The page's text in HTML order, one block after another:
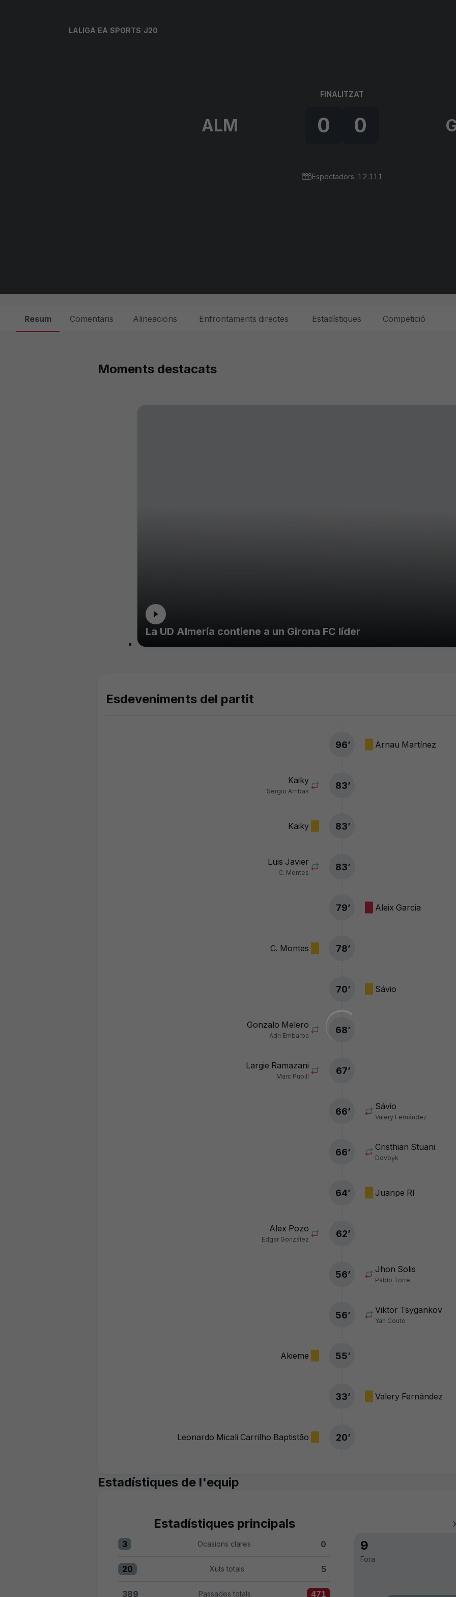
LALIGA EA SPORTS J20
FINALITZAT
ALM 0 0
Espectadors: 12.111
Resum Comentaris Alineacions Enfrontaments directes Estadístiques Competició
Moments destacats
La UD Almería contiene a un Girona FC líder
Esdeveniments del partit
Arnau Martínez
96’
Kaiky
Sergio Arribas
83’
Kaiky 83’
Luis Javier
C. Montes
83’
Aleix Garcia
79’
C. Montes 78’
Sávio
70’
Gonzalo Melero
Adri Embarba
68’
Largie Ramazani
Marc Pubill
67’
Sávio
Valery Fernández
66’
Cristhian Stuani
Dovbyk
66’
Juanpe Rl
64’
Alex Pozo
Edgar González
62’
Jhon Solis
Pablo Torre
56’
Viktor Tsygankov
Yan Couto
56’
Akieme 55’
Valery Fernández
33’
Leonardo Micali Carrilho Baptistão 20’
Estadístiques de l'equip
Estadístiques principals
Ocasions clares:UD Almería 3 versus Girona FC 0
3 Ocasions clares 0
Xuts totals:UD Almería 20 versus Girona FC 5
20 Xuts totals 5
389 Passades totals 471
9
Fora